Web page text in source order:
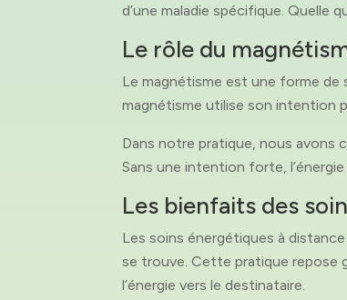
d’une maladie spécifique. Quelle
Le rôle du
Le magnétisme est une forme de
magnétisme utilise son intention
Dans notre pratique, nous avons
Sans une intention forte,
Les bienfaits des
Les soins énergétiques à
se trouve. Cette pratique repose
l’énergie vers le destinataire.